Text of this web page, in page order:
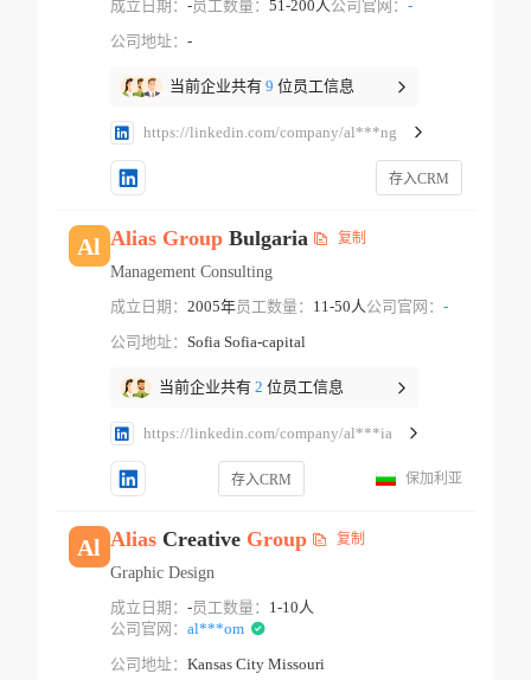
成立日期： -员工数量： 51-200人公司官网： -
公司地址： -
当前企业共有 9 位员工信息
https://linkedin.com/company/al***ng
存入CRM
Al Alias GroupBulgaria 复制
Management Consulting
成立日期： 2005年员工数量： 11-50人公司官网： -
公司地址： Sofia Sofia-capital
当前企业共有 2 位员工信息
https://linkedin.com/company/al***ia
存入CRM 保加利亚
Al AliasCreative Group 复制
Graphic Design
成立日期： -员工数量： 1-10人
公司官网： al***om
公司地址： Kansas City Missouri